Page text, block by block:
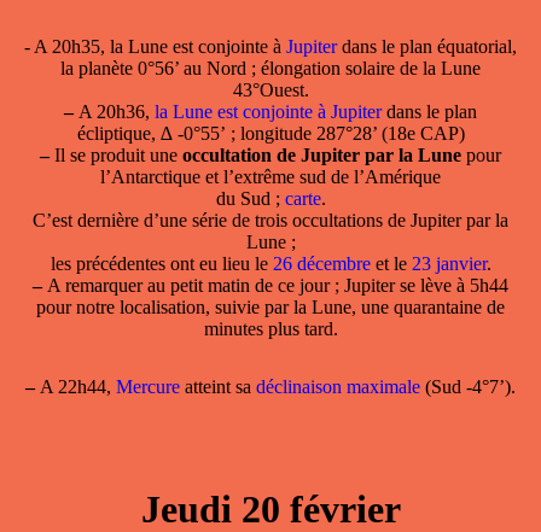
- A 20h35, la Lune est conjointe à Jupiterdans le plan équatorial,
la planète 0°56’ au Nord ; élongation solaire de la Lune
43°Ouest.
–A 20h36, la Lune est conjointe à Jupiterdans le plan
écliptique, ∆ -0°55’ ; longitude 287°28’ (18e CAP)
–Il se produit une occultation de Jupiter par la Lune pour
l’Antarctique et l’extrême sud de l’Amérique
du Sud ; carte.
C’est dernière d’une série de trois occultations de Jupiter par la
Lune ;
les précédentes ont eu lieu le 26 décembreet le 23 janvier.
–A remarquer au petit matin de ce jour ; Jupiter se lève à 5h44
pour notre localisation, suivie par la Lune, une quarantaine de
minutes plus tard.
–A 22h44, Mercure atteint sa déclinaison maximale (Sud -4°7’).
Jeudi 20 février